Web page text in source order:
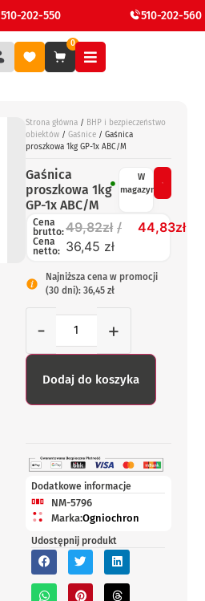
510-202-550 510-202-560
0
Strona główna / BHP i bezpieczeństwo
obiektów / Gaśnice / Gaśnica
proszkowa 1kg GP-1x ABC/M
Gaśnica
proszkowa 1kg
GP-1x ABC/M
W
magazynie
Cena
brutto:49,82zł 44,83zł
Cena
netto: 36,45 zł
Najniższa cena w promocji
(30 dni): 36,45 zł
- +
Dodaj do koszyka
Dodatkowe informacje
NM-5796
Marka:Ogniochron
Udostępnij produkt